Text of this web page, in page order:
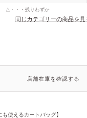
△・・・残りわずか
同じカテゴリーの商品を見
店舗在庫を確認する
も使えるカートバッグ】